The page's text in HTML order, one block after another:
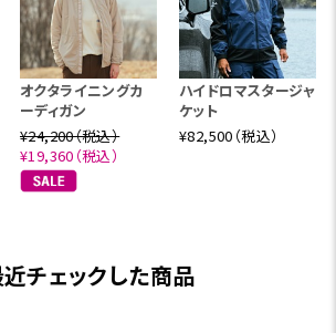
オクタライニングカ
ーディガン
¥24,200（税込）
¥19,360（税込）
ハイドロマスタージャ
ケット
¥82,500（税込）
チェックした商品